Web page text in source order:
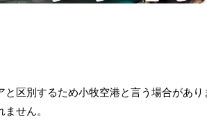
区別するため小牧空港と言う場合があり
せん。